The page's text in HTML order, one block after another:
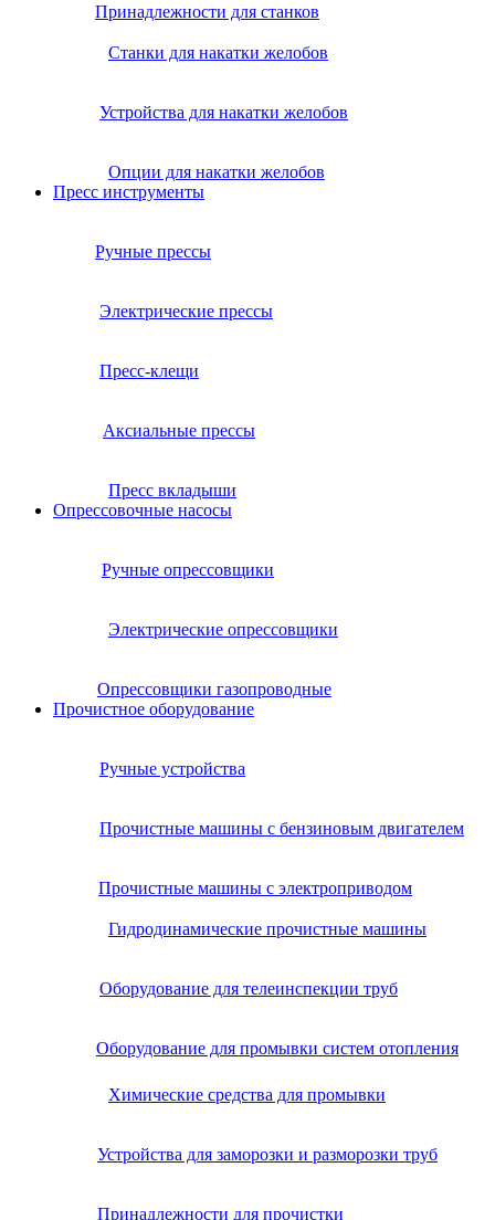
Принадлежности для станков
Станки для накатки желобов
Устройства для накатки желобов
Опции для накатки желобов
Пресс инструменты
Ручные прессы
Электрические прессы
Пресс-клещи
Аксиальные прессы
Пресс вкладыши
Опрессовочные насосы
Ручные опрессовщики
Электрические опрессовщики
Опрессовщики газопроводные
Прочистное оборудование
Ручные устройства
Прочистные машины с бензиновым двигателем
Прочистные машины с электроприводом
Гидродинамические прочистные машины
Оборудование для телеинспекции труб
Оборудование для промывки систем отопления
Химические средства для промывки
Устройства для заморозки и разморозки труб
Принадлежности для прочистки